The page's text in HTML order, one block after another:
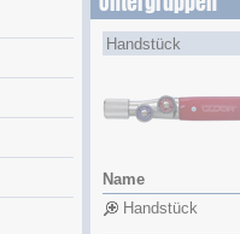
Handstück
Name
Handstück